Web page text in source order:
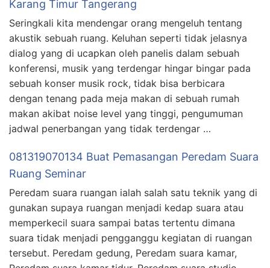
Karang Timur Tangerang
Seringkali kita mendengar orang mengeluh tentang
akustik sebuah ruang. Keluhan seperti tidak jelasnya
dialog yang di ucapkan oleh panelis dalam sebuah
konferensi, musik yang terdengar hingar bingar pada
sebuah konser musik rock, tidak bisa berbicara
dengan tenang pada meja makan di sebuah rumah
makan akibat noise level yang tinggi, pengumuman
jadwal penerbangan yang tidak terdengar …
081319070134 Buat Pemasangan Peredam Suara
Ruang Seminar
Peredam suara ruangan ialah salah satu teknik yang di
gunakan supaya ruangan menjadi kedap suara atau
memperkecil suara sampai batas tertentu dimana
suara tidak menjadi pengganggu kegiatan di ruangan
tersebut. Peredam gedung, Peredam suara kamar,